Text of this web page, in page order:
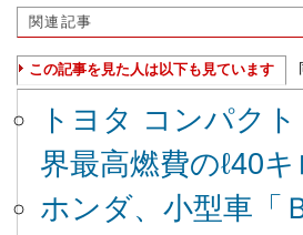
関連記事
この記事を見た人は以下も見ています
トヨタ コンパク
界最高燃費のℓ40キ
ホンダ、小型車「